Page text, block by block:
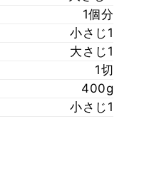
1個分
小さじ1
大さじ1
1切
400g
小さじ1